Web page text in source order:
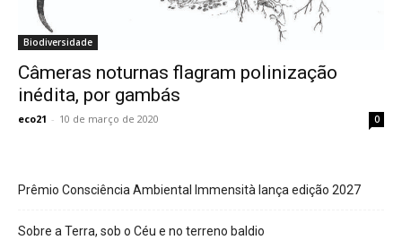
Biodiversidade
Câmeras noturnas flagram polinização
inédita, por gambás
eco21 - 10 de março de 2020 0
Prêmio Consciência Ambiental Immensità lança edição 2027
Sobre a Terra, sob o Céu e no terreno baldio